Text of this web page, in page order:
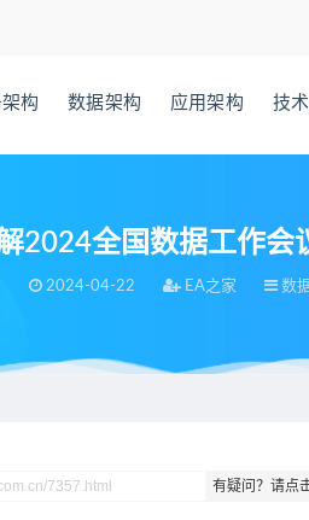
构 数据架构 应用架构 技
2024全国数据工作会
2024-04-22 EA之家 数
有疑问？请点